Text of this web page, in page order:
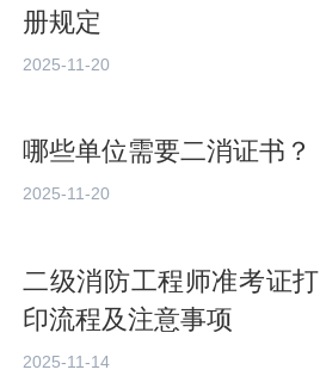
册规定
2025-11-20
哪些单位需要二消证书？
2025-11-20
二级消防工程师准考证打
印流程及注意事项
2025-11-14